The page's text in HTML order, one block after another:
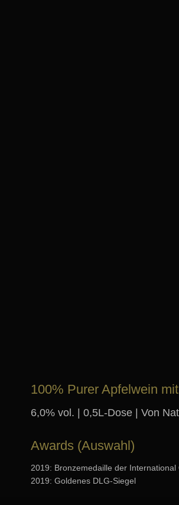
100% Purer Apfelwein
6,0% vol. | 0,5L-Dose | Von
Awards (Auswahl)
2019: Bronzemedaille der International
2019: Goldenes DLG-Siegel